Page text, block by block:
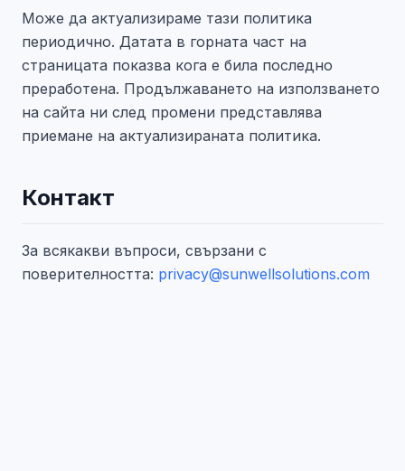
Може да актуализираме тази политика
периодично. Датата в горната част на
страницата показва кога е била последно
преработена. Продължаването на използването
на сайта ни след промени представлява
приемане на актуализираната политика.
Контакт
За всякакви въпроси, свързани с
поверителността: privacy@sunwellsolutions.com